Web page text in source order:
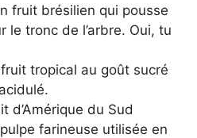
fruit brésilien qui pousse
le tronc de l’arbre. Oui, tu
tropical au goût sucré
d’Amérique du Sud
farineuse utilisée en